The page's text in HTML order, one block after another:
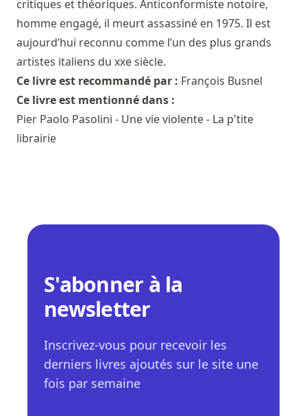
critiques et théoriques. Anticonformiste notoire,
homme engagé, il meurt assassiné en 1975. Il est
aujourd’hui reconnu comme l’un des plus grands
artistes italiens du xxe siècle.
Ce livre est recommandé par : François Busnel
Ce livre est mentionné dans :
Pier Paolo Pasolini - Une vie violente - La p'tite
librairie
S'abonner à la
newsletter
Inscrivez-vous pour recevoir les
derniers livres ajoutés sur le site une
fois par semaine